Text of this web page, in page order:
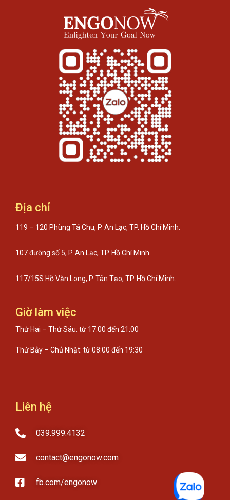
Địa chỉ
119 – 120 Phùng Tá Chu, P. An Lạc, TP. Hồ Chí Minh.
107 đường số 5, P. An Lạc, TP. Hồ Chí Minh.
117/15S Hồ Văn Long, P. Tân Tạo, TP. Hồ Chí Minh.
Giờ làm việc
Thứ Hai – Thứ Sáu: từ 17:00 đến 21:00
Thứ Bảy – Chủ Nhật: từ 08:00 đến 19:30
Liên hệ
039.999.4132
contact@engonow.com
fb.com/engonow​